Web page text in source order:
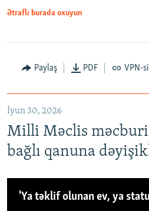
Ətraflı burada oxuyun
Paylaş PDF VPN-
İyun 30, 2026
Milli Məclis
bağlı qanuna